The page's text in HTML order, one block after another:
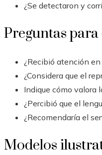
¿Se detectaron y
Preguntas para
¿Recibió atención
¿Considera que el
Indique cómo valora
¿Percibió que el
¿Recomendaría el
Modelos